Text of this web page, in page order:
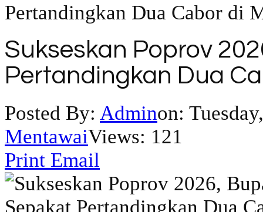
Pertandingkan Dua Cabor di
Sukseskan Poprov
Pertandingkan Dua
Posted By: Adminon:
MentawaiViews: 121
Print Email